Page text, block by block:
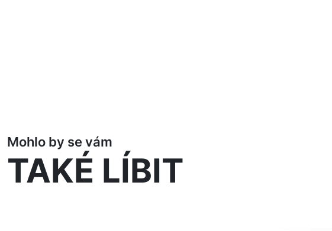
Mohlo by se vám
TAKÉ LÍBIT